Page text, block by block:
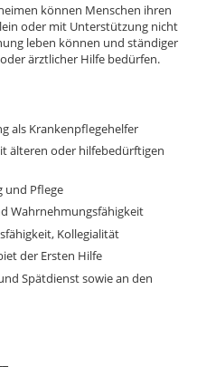
können Menschen ihren
oder mit Unterstützung nicht
leben können und ständiger
ärztlicher Hilfe bedürfen.
als Krankenpflegehelfer
älteren oder hilfebedürftigen
und Pflege
Wahrnehmungsfähigkeit
Kollegialität
der Ersten Hilfe
Spätdienst sowie an den